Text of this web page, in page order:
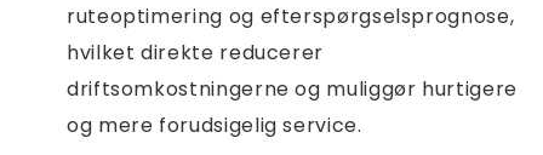
ruteoptimering og efterspørgselsprognose,
hvilket direkte reducerer
driftsomkostningerne og muliggør hurtigere
og mere forudsigelig service.